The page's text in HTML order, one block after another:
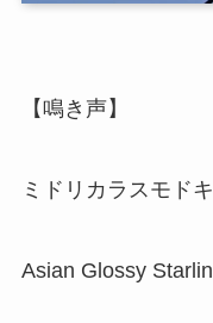
【鳴き声】
ミドリカラスモドキ
Asian Glossy